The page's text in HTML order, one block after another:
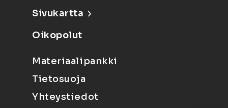
Sivukartta
Oikopolut
Materiaalipankki
Tietosuoja
Yhteystiedot